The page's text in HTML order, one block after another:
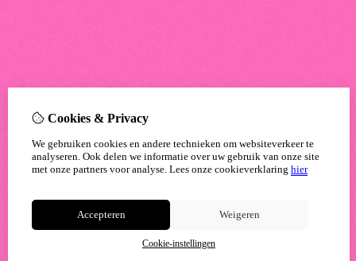
Cookies & Privacy
We gebruiken cookies en andere technieken om websiteverkeer te
analyseren. Ook delen we informatie over uw gebruik van onze site
met onze partners voor analyse. Lees onze cookieverklaring hier
Accepteren Weigeren
Cookie-instellingen